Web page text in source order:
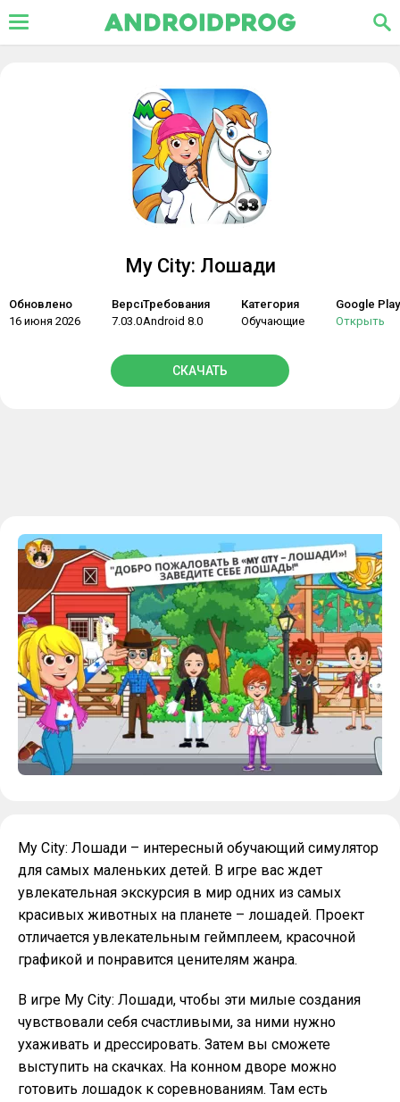
My City: Лошади
Обновлено
16 июня 2026
Версия
7.03.09
Требования
Android 8.0
Категория
Обучающие
Google Play
Открыть
СКАЧАТЬ
My City: Лошади – интересный обучающий симулятор
для самых маленьких детей. В игре вас ждет
увлекательная экскурсия в мир одних из самых
красивых животных на планете – лошадей. Проект
отличается увлекательным геймплеем, красочной
графикой и понравится ценителям жанра.
В игре My City: Лошади, чтобы эти милые создания
чувствовали себя счастливыми, за ними нужно
ухаживать и дрессировать. Затем вы сможете
выступить на скачках. На конном дворе можно
готовить лошадок к соревнованиям. Там есть